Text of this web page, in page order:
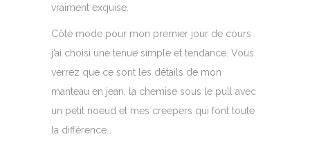
vraiment exquise.
Côté mode pour mon premier jour de cours
j’ai choisi une tenue simple et tendance. Vous
verrez que ce sont les détails de mon
manteau en jean, la chemise sous le pull avec
un petit noeud et mes creepers qui font toute
la différence…